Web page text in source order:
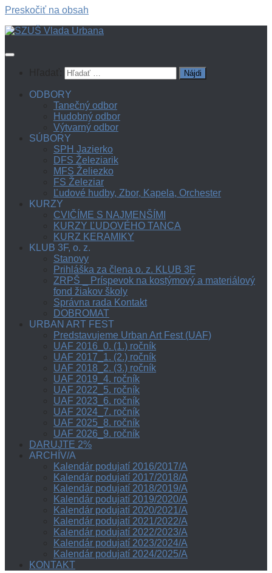
Preskočiť na obsah
ODBORY
Tanečný odbor
Hudobný odbor
Výtvarný odbor
SÚBORY
SPH Jazierko
DFS Železiarik
MFS Želiezko
FS Železiar
Ľudové hudby, Zbor, Kapela, Orchester
KURZY
CVIČÍME S NAJMENŠÍMI
KURZY ĽUDOVÉHO TANCA
KURZ KERAMIKY
KLUB 3F, o. z.
Stanovy
Prihláška za člena o. z. KLUB 3F
ZRPŠ _ Príspevok na kostýmový a materiálový
fond žiakov školy
Správna rada Kontakt
DOBROMAT
URBAN ART FEST
Predstavujeme Urban Art Fest (UAF)
UAF 2016_0. (1.) ročník
UAF 2017_1. (2.) ročník
UAF 2018_2. (3.) ročník
UAF 2019_4. ročník
UAF 2022_5. ročník
UAF 2023_6. ročník
UAF 2024_7. ročník
UAF 2025_8. ročník
UAF 2026_9. ročník
DARUJTE 2%
ARCHÍV/A
Kalendár podujatí 2016/2017/A
Kalendár podujatí 2017/2018/A
Kalendár podujatí 2018/2019/A
Kalendár podujatí 2019/2020/A
Kalendár podujatí 2020/2021/A
Kalendár podujatí 2021/2022/A
Kalendár podujatí 2022/2023/A
Kalendár podujatí 2023/2024/A
Kalendár podujatí 2024/2025/A
KONTAKT